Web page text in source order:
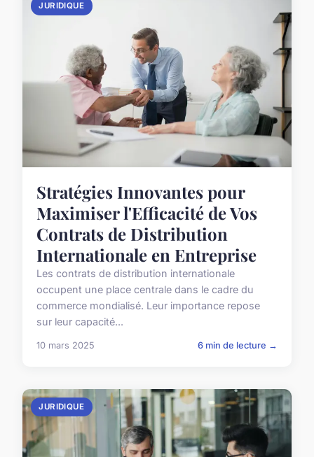
JURIDIQUE
Stratégies Innovantes pour
Maximiser l'Efficacité de Vos
Contrats de Distribution
Internationale en Entreprise
Les contrats de distribution internationale
occupent une place centrale dans le cadre du
commerce mondialisé. Leur importance repose
sur leur capacité...
10 mars 2025 6 min de lecture →
JURIDIQUE